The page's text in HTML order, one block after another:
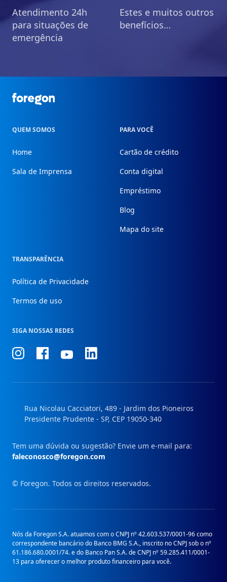
Atendimento 24h
para situações de
emergência
Estes e muitos outros
benefícios…
Foregon.com
QUEM SOMOS
Home
Sala de Imprensa
PARA VOCÊ
Cartão de crédito
Conta digital
Empréstimo
Blog
Mapa do site
TRANSPARÊNCIA
Política de Privacidade
Termos de uso
SIGA NOSSAS REDES
ConheçaConheçaConheçaConheça
Rua Nicolau Cacciatori, 489 - Jardim dos Pioneiros
Presidente Prudente - SP, CEP 19050-340
Tem uma dúvida ou sugestão? Envie um e-mail para:
faleconosco@foregon.com
© Foregon. Todos os direitos reservados.
Nós da Foregon S.A. atuamos com o CNPJ nº 42.603.537/0001-96 como
correspondente bancário do Banco BMG S.A., inscrito no CNPJ sob o nº
61.186.680.0001/74. e do Banco Pan S.A. de CNPJ nº 59.285.411/0001-
13 para oferecer o melhor produto financeiro para você.